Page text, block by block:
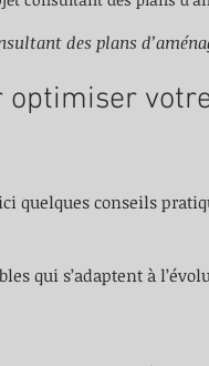
des plans
optimiser
quelques conseils